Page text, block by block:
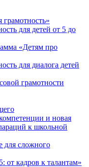
для детей от 5 до
«Детям про
для диалога детей
грамотности
и новая
к школьной
для сложного
от кадров к талантам»